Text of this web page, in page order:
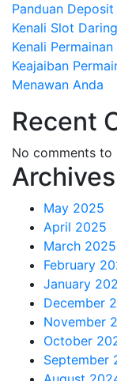
Panduan
Kenali Slot
Kenali
Keajaiban
Menawan Anda
Recent
No comments to
Archives
May 2025
April 2025
March 2025
February
January
December
November
October
September